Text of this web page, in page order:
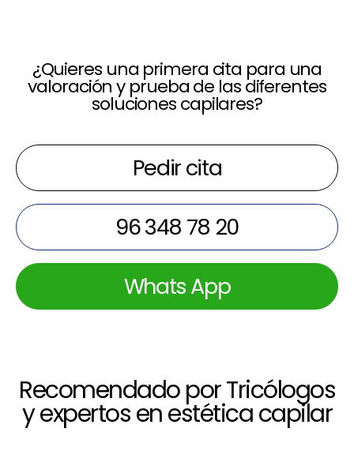
¿Quieres una primera cita para una
valoración y prueba de las diferentes
soluciones capilares?
Pedir cita
96 348 78 20
Whats App
Recomendado por Tricólogos
y expertos en estética capilar